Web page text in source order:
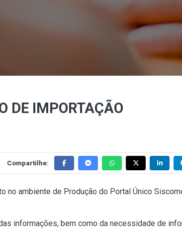
DE IMPORTAÇÃO
Compartilhe:
no ambiente de Produção do Portal Único
informações, bem como da necessidade de